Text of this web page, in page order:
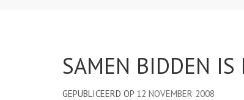
SAMEN BIDDEN IS
GEPUBLICEERD OP 12 NOVEMBER 2008